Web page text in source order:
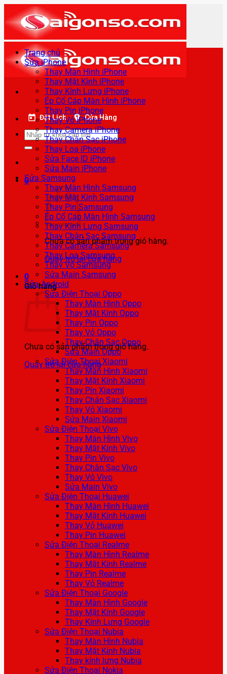
qua
nội
dung
Đặt Lịch Cửa Hàng
Tìm
kiếm:
0
Chưa có sản phẩm trong giỏ hàng.
Quay trở lại cửa hàng
0
Giỏ hàng
Chưa có sản phẩm trong giỏ hàng.
Quay trở lại cửa hàng
Trang chủ
Sửa iPhone
Thay Màn Hình iPhone
Thay Mặt Kính iPhone
Thay Kính Lưng iPhone
Ép Cổ Cáp Màn Hình iPhone
Thay Pin iPhone
Thay Vỏ iPhone
Thay Camera iPhone
Thay Chân Sạc iPhone
Thay Loa iPhone
Sửa Face ID iPhone
Sửa Main iPhone
Sửa Samsung
Thay Màn Hình Samsung
Thay Mặt Kính Samsung
Thay Pin Samsung
Ép Cổ Cáp Màn Hình Samsung
Thay Kính Lưng Samsung
Thay Chân Sạc Samsung
Thay Camera Samsung
Thay Loa Samsung
Thay Vỏ Samsung
Sửa Main Samsung
Sửa Android
Sửa Điện Thoại Oppo
Thay Màn Hình Oppo
Thay Mặt Kính Oppo
Thay Pin Oppo
Thay Vỏ Oppo
Thay Chân Sạc Oppo
Sửa Main Oppo
Sửa Điện Thoại Xiaomi
Thay Màn Hình Xiaomi
Thay Mặt Kính Xiaomi
Thay Pin Xiaomi
Thay Chân Sạc Xiaomi
Thay Vỏ Xiaomi
Sửa Main Xiaomi
Sửa Điện Thoại Vivo
Thay Màn Hình Vivo
Thay Mặt Kính Vivo
Thay Pin Vivo
Thay Chân Sạc Vivo
Thay Vỏ Vivo
Sửa Main Vivo
Sửa Điện Thoại Huawei
Thay Màn Hình Huawei
Thay Mặt Kính Huawei
Thay Vỏ Huawei
Thay Pin Huawei
Sửa Điện Thoại Realme
Thay Màn Hình Realme
Thay Mặt Kính Realme
Thay Pin Realme
Thay Vỏ Realme
Sửa Điện Thoại Google
Thay Màn Hình Google
Thay Mặt Kính Google
Thay Kính Lưng Google
Sửa Điện Thoại Nubia
Thay Màn Hình Nubia
Thay Mặt Kính Nubia
Thay kính lưng Nubia
Sửa Điện Thoại Nokia